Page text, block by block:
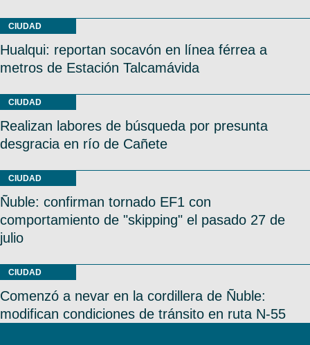
CIUDAD
Hualqui: reportan socavón en línea férrea a
metros de Estación Talcamávida
CIUDAD
Realizan labores de búsqueda por presunta
desgracia en río de Cañete
CIUDAD
Ñuble: confirman tornado EF1 con
comportamiento de "skipping" el pasado 27 de
julio
CIUDAD
Comenzó a nevar en la cordillera de Ñuble:
modifican condiciones de tránsito en ruta N-55